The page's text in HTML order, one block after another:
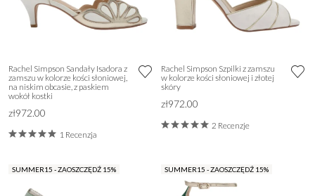
Rachel Simpson Sandały Isadora z
zamszu w kolorze kości słoniowej,
na niskim obcasie, z paskiem
wokół kostki
zł972.00
1 Recenzja
Rachel Simpson Szpilki z zamszu
w kolorze kości słoniowej i złotej
skóry
zł972.00
2 Recenzje
SUMMER15 - ZAOSZCZĘDŹ 15% SUMMER15 - ZAOSZCZĘDŹ 15%